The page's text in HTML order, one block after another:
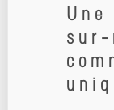
sur-